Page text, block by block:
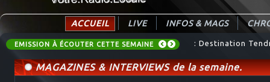
ACCUEIL LIVE INFOS & MAGS
EMISSION À ÉCOUTER CETTE SEMAINE :
: Destination
MAGAZINES & INTERVIEWS de la semaine.